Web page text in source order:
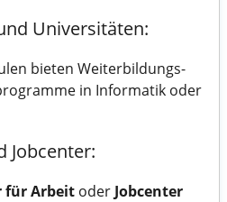
Universitäten:
bieten Weiterbildungs-
in Informatik oder
Jobcenter:
für Arbeit oder Jobcenter